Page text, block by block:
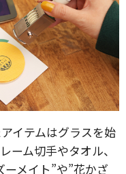
イテムはグラスを始
ーム切手やタオル、
メイト”や”花かざ